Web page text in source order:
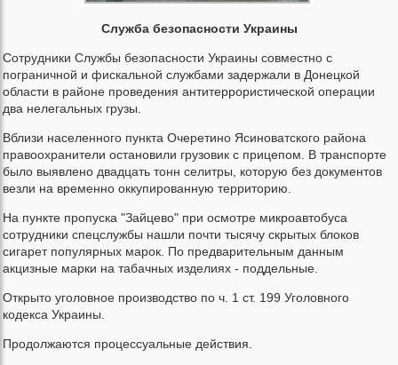
Служба безопасности Украины
Сотрудники Службы безопасности Украины совместно с
пограничной и фискальной службами задержали в Донецкой
области в районе проведения антитеррористической операции
два нелегальных грузы.
Вблизи населенного пункта Очеретино Ясиноватского района
правоохранители остановили грузовик с прицепом. В транспорте
было выявлено двадцать тонн селитры, которую без документов
везли на временно оккупированную территорию.
На пункте пропуска "Зайцево" при осмотре микроавтобуса
сотрудники спецслужбы нашли почти тысячу скрытых блоков
сигарет популярных марок. По предварительным данным
акцизные марки на табачных изделиях - поддельные.
Открыто уголовное производство по ч. 1 ст. 199 Уголовного
кодекса Украины.
Продолжаются процессуальные действия.